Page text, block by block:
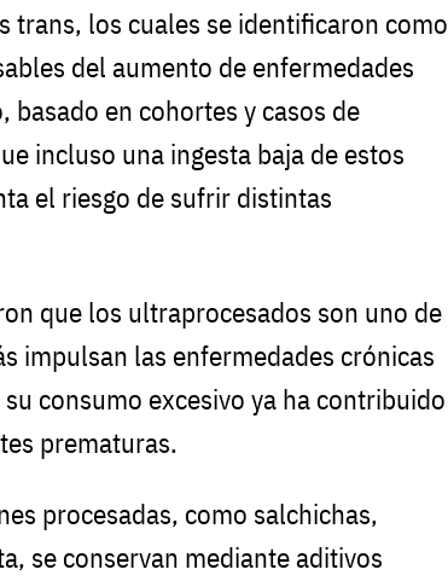
trans, los cuales se identificaron como
del aumento de enfermedades
basado en cohortes y casos de
incluso una ingesta baja de estos
el riesgo de sufrir distintas
que los ultraprocesados son uno de
impulsan las enfermedades crónicas
consumo excesivo ya ha contribuido
prematuras.
procesadas, como salchichas,
se conservan mediante aditivos